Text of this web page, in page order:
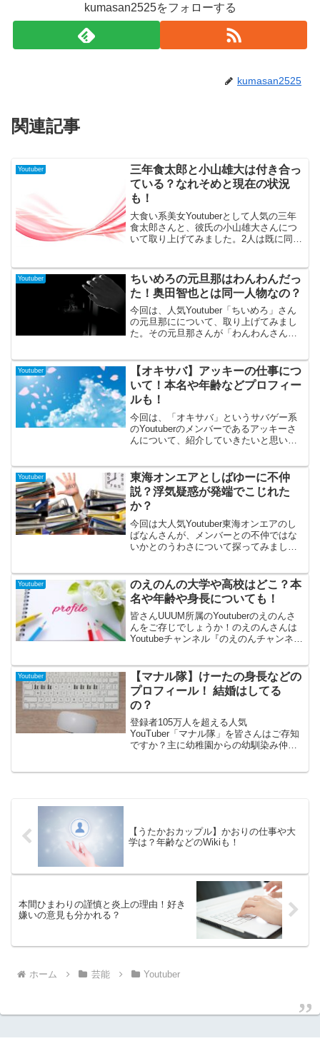
kumasan2525をフォローする
kumasan2525
関連記事
Youtuber
三年食太郎と小山雄大は付き合っ
ている？なれそめと現在の状況
も！
大食い系美女Youtuberとして人気の三年
食太郎さんと、彼氏の小山雄大さんにつ
いて取り上げてみました。2人は既に同棲
で今回は三年食太郎の彼氏は小山雄大三
年食太郎と小山...
Youtuber
ちいめろの元旦那はわんわんだっ
た！奥田智也とは同一人物なの？
今回は、人気Youtuber「ちいめろ」さん
の元旦那にについて、取り上げてみまし
た。その元旦那さんが「わんわんさん」
かとのうわさもあるようです。そこで今
回はちいめろの元旦那はわんわんちいめ
ろとわんわんが離婚ちいめろの元旦那が
奥田智也についてまとめてみましたの
で、是非確認してみて下さい！
Youtuber
【オキサバ】アッキーの仕事につ
いて！本名や年齢などプロフィー
ルも！
今回は、「オキサバ」というサバゲー系
のYoutuberのメンバーであるアッキーさ
んについて、紹介していきたいと思いま
「オキサバ」ですが最近は関東に拠点を
移し、全国的にもっとサバゲーの良さを
伝える動画をたくさん投稿しています。
サバゲー好きな方を中心に徐々に人気と
なっていますが、今回はそのメンバーの
一人である「アッキー」さんについて、
いろいろと調べてみましたので、興味の
ある方はぜひ最後まで読んでいってくだ
Youtuber
東海オンエアとしばゆーに不仲
説？浮気疑惑が発端でこじれた
か？
今回は大人気Youtuber東海オンエアのし
ばなんさんが、メンバーとの不仲ではな
いかとのうわさについて探ってみまし
そこにはあることを気かけに対立してい
たことが発覚。その真相について迫って
みました。
Youtuber
のえのんの大学や高校はどこ？本
名や年齢や身長についても！
皆さんUUUM所属のYoutuberのえのんさ
んをご存じでしょうか！のえのんさんは
Youtubeチャンネル『のえのんチャンネ
の妹『ほのぼの』さんが奏でる超人姉妹
Youtuberチャンネルです。今回はそんな
超人姉妹の姉のえのんさんについて、大
学や高校、本名や年齢などを調査してみ
ました！この記事を読めばのえのんさん
がどのような人物でどのような人柄なの
かが理解できますので最後までごらんく
ださい！それでは見ていきましょう！
Youtuber
【マナル隊】けーたの身長などの
プロフィール！ 結婚はしてる
の？
登録者105万人を超える人気
YouTuber「マナル隊」を皆さんはご存知
ですか？主に幼稚園からの幼馴染み仲良
【うたかおカップル】かおりの仕事や大
学は？年齢などのWikiも！
本間ひまわりの謹慎と炎上の理由！好き
嫌いの意見も分かれる？
ホーム 芸能 Youtuber